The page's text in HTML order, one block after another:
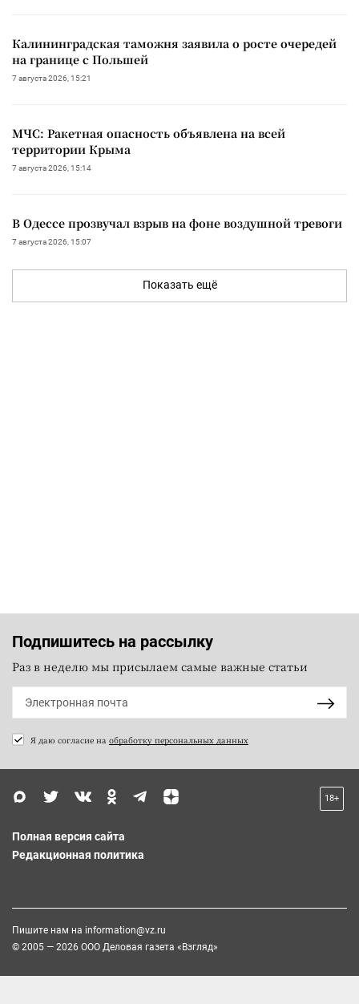
Калининградская таможня заявила о росте очередей
на границе с Польшей
7 августа 2026, 15:21
МЧС: Ракетная опасность объявлена на всей
территории Крыма
7 августа 2026, 15:14
В Одессе прозвучал взрыв на фоне воздушной тревоги
7 августа 2026, 15:07
Показать ещё
Подпишитесь на рассылку
Раз в неделю мы присылаем самые важные статьи
Я даю согласие на обработку персональных данных
18+
Полная версия сайта
Редакционная политика
Пишите нам на information@vz.ru
© 2005 — 2026 ООО Деловая газета «Взгляд»